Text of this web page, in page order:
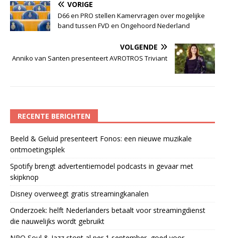
VORIGE
D66 en PRO stellen Kamervragen over mogelijke
band tussen FVD en Ongehoord Nederland
VOLGENDE
Anniko van Santen presenteert AVROTROS Triviant
RECENTE BERICHTEN
Beeld & Geluid presenteert Fonos: een nieuwe muzikale
ontmoetingsplek
Spotify brengt advertentiemodel podcasts in gevaar met
skipknop
Disney overweegt gratis streamingkanalen
Onderzoek: helft Nederlanders betaalt voor streamingdienst
die nauwelijks wordt gebruikt